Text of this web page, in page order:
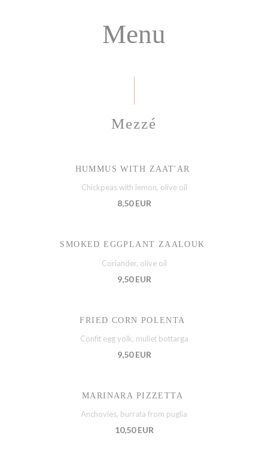
Menu
Mezzé
HUMMUS WITH ZAAT'AR
Chickpeas with lemon, olive oil
8,50 EUR
SMOKED EGGPLANT ZAALOUK
Coriander, olive oil
9,50 EUR
FRIED CORN POLENTA
Confit egg yolk, mullet bottarga
9,50 EUR
MARINARA PIZZETTA
Anchovies, burrata from puglia
10,50 EUR